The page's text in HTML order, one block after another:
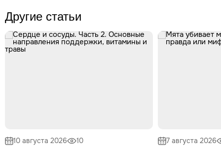
Другие статьи
10 августа 2026 10 7 августа 2026